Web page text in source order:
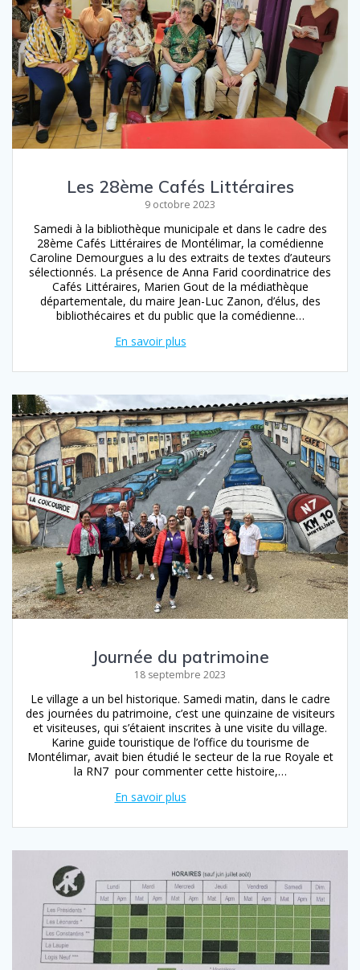
Les 28ème Cafés Littéraires
9 octobre 2023
Samedi à la bibliothèque municipale et dans le cadre des
28ème Cafés Littéraires de Montélimar, la comédienne
Caroline Demourgues a lu des extraits de textes d’auteurs
sélectionnés. La présence de Anna Farid coordinatrice des
Cafés Littéraires, Marien Gout de la médiathèque
départementale, du maire Jean-Luc Zanon, d’élus, des
bibliothécaires et du public que la comédienne…
Journée du patrimoine
18 septembre 2023
Le village a un bel historique. Samedi matin, dans le cadre
des journées du patrimoine, c’est une quinzaine de visiteurs
et visiteuses, qui s’étaient inscrites à une visite du village.
Karine guide touristique de l’office du tourisme de
Montélimar, avait bien étudié le secteur de la rue Royale et
la RN7 pour commenter cette histoire,…